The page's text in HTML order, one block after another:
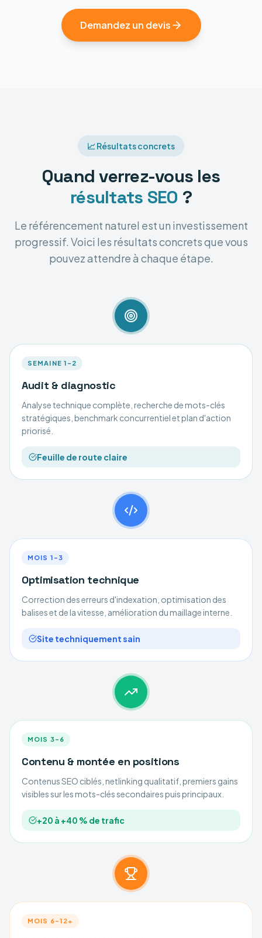
Demandez un devis
📈 Résultats concrets
Quand verrez-vous les
résultats SEO ?
Le référencement naturel est un investissement
progressif. Voici les résultats concrets que vous
pouvez attendre à chaque étape.
SEMAINE 1–2
Audit & diagnostic
Analyse technique complète, recherche de mots-clés
stratégiques, benchmark concurrentiel et plan d'action
priorisé.
Feuille de route claire
MOIS 1–3
Optimisation technique
Correction des erreurs d'indexation, optimisation des
balises et de la vitesse, amélioration du maillage interne.
Site techniquement sain
MOIS 3–6
Contenu & montée en positions
Contenus SEO ciblés, netlinking qualitatif, premiers gains
visibles sur les mots-clés secondaires puis principaux.
+20 à +40 % de trafic
MOIS 6–12+